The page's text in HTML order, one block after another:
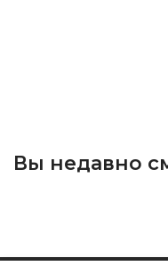
Вы недавно